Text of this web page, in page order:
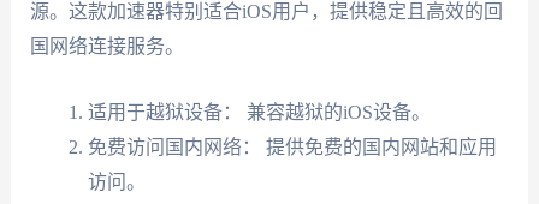
源。这款加速器特别适合iOS用户，提供稳定且高效的回
国网络连接服务。
适用于越狱设备： 兼容越狱的iOS设备。
免费访问国内网络： 提供免费的国内网站和应用
访问。